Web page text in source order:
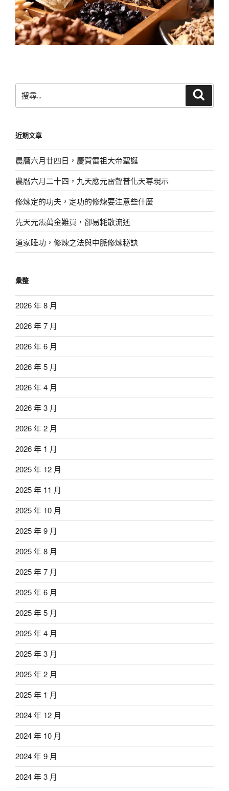
尋
字:
近期文章
農曆六月廿四日，慶賀雷祖大帝聖誕
農曆六月二十四，九天應元雷聲普化天尊現示
修煉定的功夫，定功的修煉要注意些什麼
先天元炁萬金難買，卻易耗散流逝
道家睡功，修煉之法與中脈修煉秘訣
彙整
2026 年 8 月
2026 年 7 月
2026 年 6 月
2026 年 5 月
2026 年 4 月
2026 年 3 月
2026 年 2 月
2026 年 1 月
2025 年 12 月
2025 年 11 月
2025 年 10 月
2025 年 9 月
2025 年 8 月
2025 年 7 月
2025 年 6 月
2025 年 5 月
2025 年 4 月
2025 年 3 月
2025 年 2 月
2025 年 1 月
2024 年 12 月
2024 年 10 月
2024 年 9 月
2024 年 3 月